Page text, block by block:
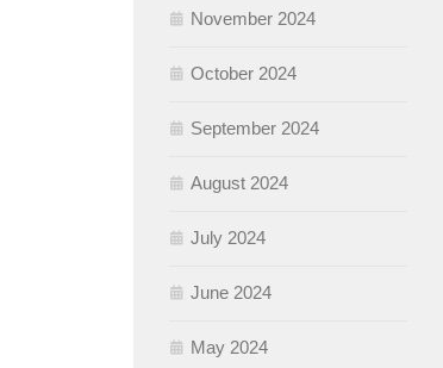
November 2024
October 2024
September 2024
August 2024
July 2024
June 2024
May 2024